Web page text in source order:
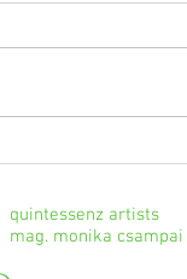
quintessenz artists
mag. monika csampai